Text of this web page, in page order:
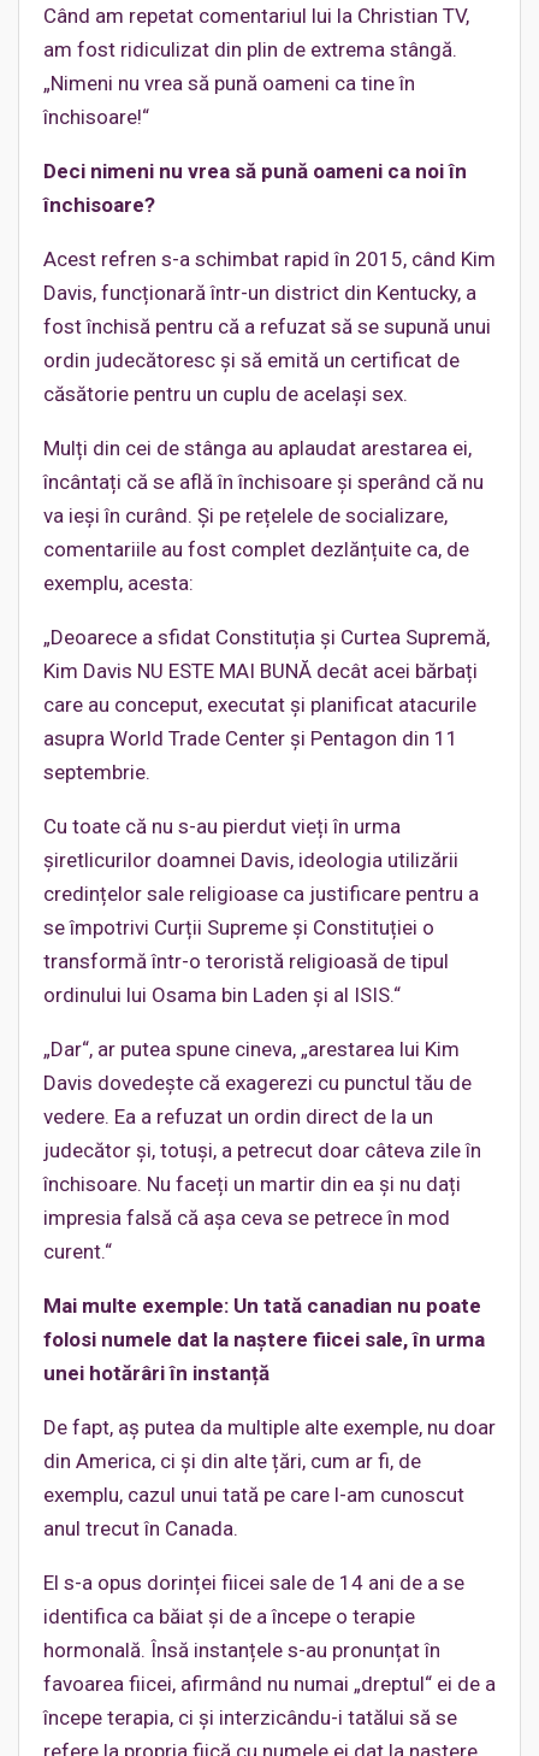
Când am repetat comentariul lui la Christian TV,
am fost ridiculizat din plin de extrema stângă.
„Nimeni nu vrea să pună oameni ca tine în
închisoare!“
Deci nimeni nu vrea să pună oameni ca noi în
închisoare?
Acest refren s-a schimbat rapid în 2015, când Kim
Davis, funcționară într-un district din Kentucky, a
fost închisă pentru că a refuzat să se supună unui
ordin judecătoresc și să emită un certificat de
căsătorie pentru un cuplu de același sex.
Mulți din cei de stânga au aplaudat arestarea ei,
încântați că se află în închisoare și sperând că nu
va ieși în curând. Și pe rețelele de socializare,
comentariile au fost complet dezlănțuite ca, de
exemplu, acesta:
„Deoarece a sfidat Constituția și Curtea Supremă,
Kim Davis NU ESTE MAI BUNĂ decât acei bărbați
care au conceput, executat și planificat atacurile
asupra World Trade Center și Pentagon din 11
septembrie.
Cu toate că nu s-au pierdut vieți în urma
șiretlicurilor doamnei Davis, ideologia utilizării
credințelor sale religioase ca justificare pentru a
se împotrivi Curții Supreme și Constituției o
transformă într-o teroristă religioasă de tipul
ordinului lui Osama bin Laden și al ISIS.“
„Dar“, ar putea spune cineva, „arestarea lui Kim
Davis dovedește că exagerezi cu punctul tău de
vedere. Ea a refuzat un ordin direct de la un
judecător și, totuși, a petrecut doar câteva zile în
închisoare. Nu faceți un martir din ea și nu dați
impresia falsă că așa ceva se petrece în mod
curent.“
Mai multe exemple: Un tată canadian nu poate
folosi numele dat la naștere fiicei sale, în urma
unei hotărâri în instanță
De fapt, aș putea da multiple alte exemple, nu doar
din America, ci și din alte țări, cum ar fi, de
exemplu, cazul unui tată pe care l-am cunoscut
anul trecut în Canada.
El s-a opus dorinței fiicei sale de 14 ani de a se
identifica ca băiat și de a începe o terapie
hormonală. Însă instanțele s-au pronunțat în
favoarea fiicei, afirmând nu numai „dreptul“ ei de a
începe terapia, ci și interzicându-i tatălui să se